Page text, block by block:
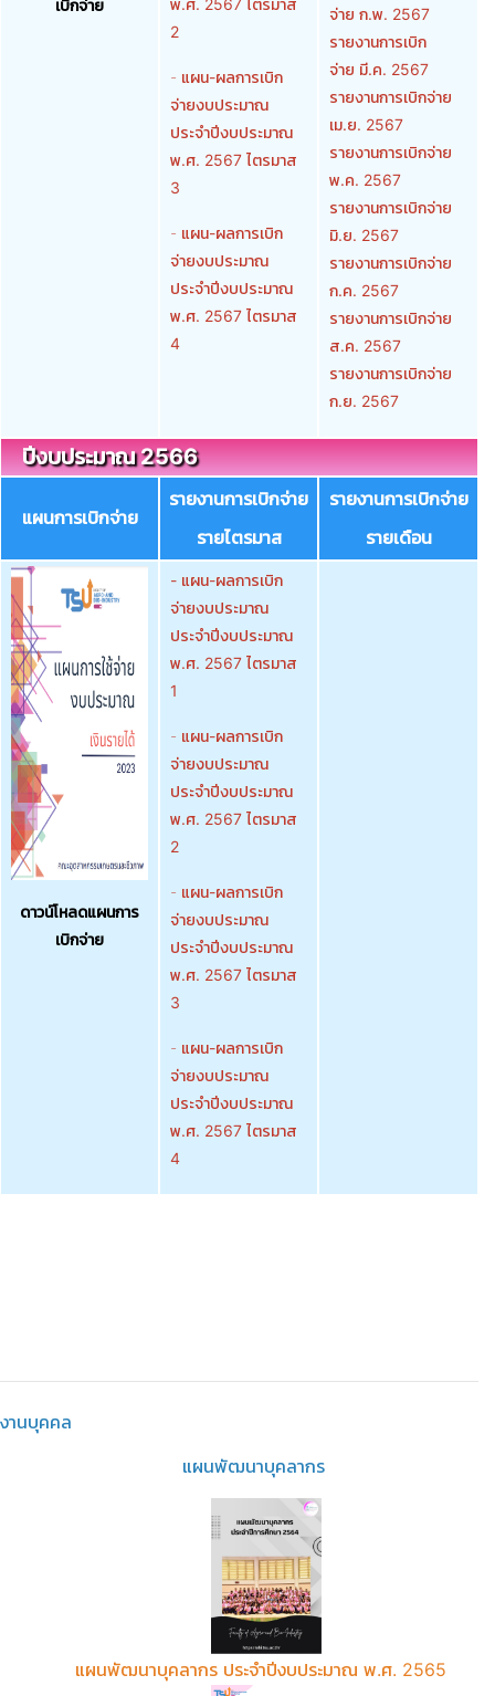
เบิกจ่าย
พ.ศ. 2567 ไตรมาส
2
- แผน-ผลการเบิก
จ่ายงบประมาณ
ประจำปีงบประมาณ
พ.ศ. 2567 ไตรมาส
3
- แผน-ผลการเบิก
จ่ายงบประมาณ
ประจำปีงบประมาณ
พ.ศ. 2567 ไตรมาส
4
จ่าย ก.พ. 2567
รายงานการเบิก
จ่าย มี.ค. 2567
รายงานการเบิกจ่าย
เม.ย. 2567
รายงานการเบิกจ่าย
พ.ค. 2567
รายงานการเบิกจ่าย
มิ.ย. 2567
รายงานการเบิกจ่าย
ก.ค. 2567
รายงานการเบิกจ่าย
ส.ค. 2567
รายงานการเบิกจ่าย
ก.ย. 2567
ปีงบประมาณ 2566
แผนการเบิกจ่าย
รายงานการเบิกจ่าย
รายไตรมาส
รายงานการเบิกจ่าย
รายเดือน
ดาวน์โหลดแผนการ
เบิกจ่าย
- แผน-ผลการเบิก
จ่ายงบประมาณ
ประจำปีงบประมาณ
พ.ศ. 2567 ไตรมาส
1
- แผน-ผลการเบิก
จ่ายงบประมาณ
ประจำปีงบประมาณ
พ.ศ. 2567 ไตรมาส
2
- แผน-ผลการเบิก
จ่ายงบประมาณ
ประจำปีงบประมาณ
พ.ศ. 2567 ไตรมาส
3
- แผน-ผลการเบิก
จ่ายงบประมาณ
ประจำปีงบประมาณ
พ.ศ. 2567 ไตรมาส
4
งานบุคคล
แผนพัฒนาบุคลากร
แผนพัฒนาบุคลากร ประจำปีงบประมาณ พ.ศ. 2565